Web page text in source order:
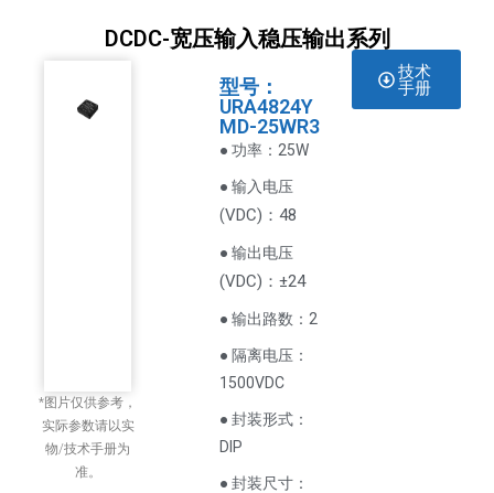
DCDC-宽压输入稳压输出系列
*图片仅供参考，
实际参数请以实
物/技术手册为
准。
型号：
URA4824Y
MD-25WR3
● 功率：25W
● 输入电压
(VDC)：48
● 输出电压
(VDC) ：±24
● 输出路数：2
● 隔离电压：
1500VDC
● 封装形式：
DIP
● 封装尺寸：
技术
手册